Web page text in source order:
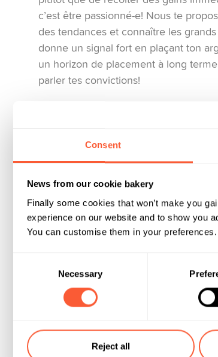
Consent
News from our cookie bakery
Finally some cookies that won’t make you
experience on our website and to show you
You can customise them in your
Necessary
Reject all
c’est être passionné-e! Nous te
des tendances et connaître les
donne un signal fort en plaçant ton
un horizon de placement à long
parler tes convictions!
Les produits avec un score ESG
Les responsables
Tu t’inquiètes pour l’avenir de la
renvoie aux critères
l’investisseur de placer son argent
affichée dans l’app Yuh permet
matière de produits écologiques,
disponibles. Alors que le